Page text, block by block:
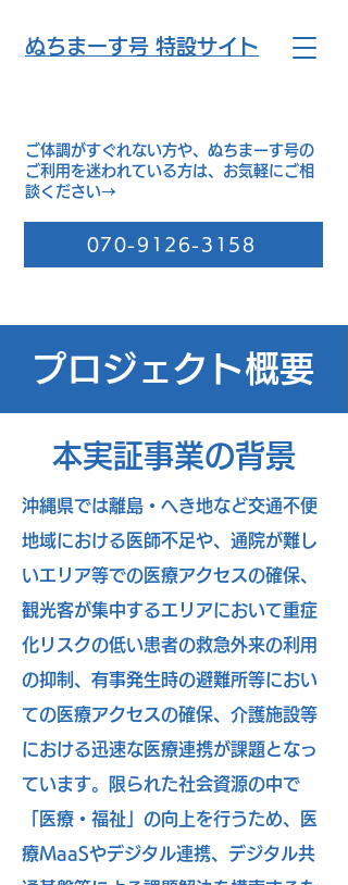
​ぬちまーす号 特設サイト
ご体調がすぐれない方や、ぬちまーす号の
ご利用を迷われている方は、お気軽にご相
談ください→
070-9126-3158
プロジェクト概要
本実証事業の背景
沖縄県では離島・へき地など交通不便
地域における医師不足や、通院が難し
いエリア等での医療アクセスの確保、
観光客が集中するエリアにおいて重症
化リスクの低い患者の救急外来の利用
の抑制、有事発生時の避難所等におい
ての医療アクセスの確保、介護施設等
における迅速な医療連携が課題となっ
ています。限られた社会資源の中で
「医療・福祉」の向上を行うため、医
療MaaSやデジタル連携、デジタル共